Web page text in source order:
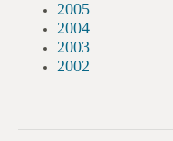
2005
2004
2003
2002